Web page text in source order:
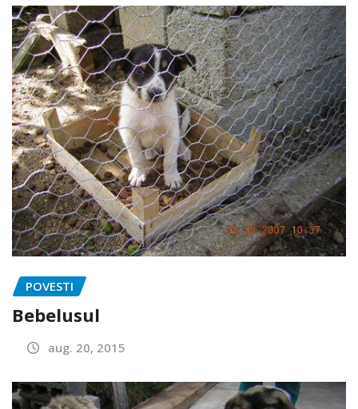
POVESTI
Bebelusul
aug. 20, 2015